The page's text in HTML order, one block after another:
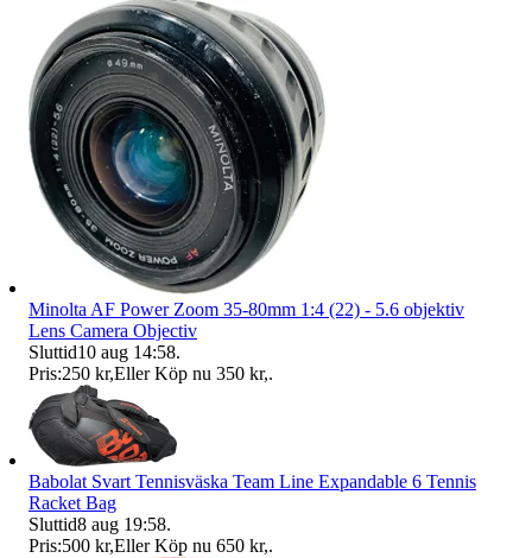
Minolta AF Power Zoom 35-80mm 1:4 (22) - 5.6 objektiv
Lens Camera Objectiv
Sluttid10 aug 14:58.
Pris:250 kr,Eller Köp nu 350 kr,.
Babolat Svart Tennisväska Team Line Expandable 6 Tennis
Racket Bag
Sluttid8 aug 19:58.
Pris:500 kr,Eller Köp nu 650 kr,.